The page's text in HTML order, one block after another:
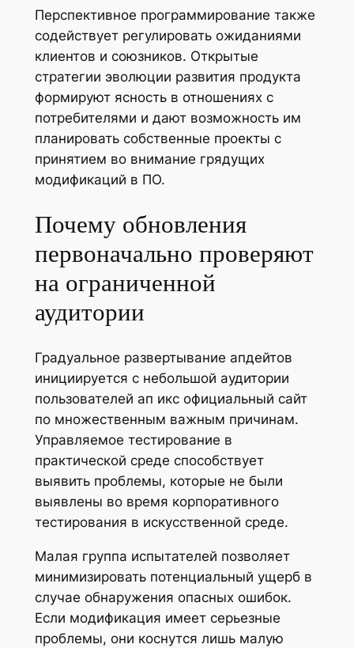
Перспективное программирование также
содействует регулировать ожиданиями
клиентов и союзников. Открытые
стратегии эволюции развития продукта
формируют ясность в отношениях с
потребителями и дают возможность им
планировать собственные проекты с
принятием во внимание грядущих
модификаций в ПО.
Почему обновления
первоначально проверяют
на ограниченной
аудитории
Градуальное развертывание апдейтов
инициируется с небольшой аудитории
пользователей ап икс официальный сайт
по множественным важным причинам.
Управляемое тестирование в
практической среде способствует
выявить проблемы, которые не были
выявлены во время корпоративного
тестирования в искусственной среде.
Малая группа испытателей позволяет
минимизировать потенциальный ущерб в
случае обнаружения опасных ошибок.
Если модификация имеет серьезные
проблемы, они коснутся лишь малую